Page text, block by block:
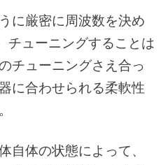
に厳密に周波数を決め
チューニングすることは
チューニングさえ合っ
に合わせられる柔軟性
自体の状態によって、